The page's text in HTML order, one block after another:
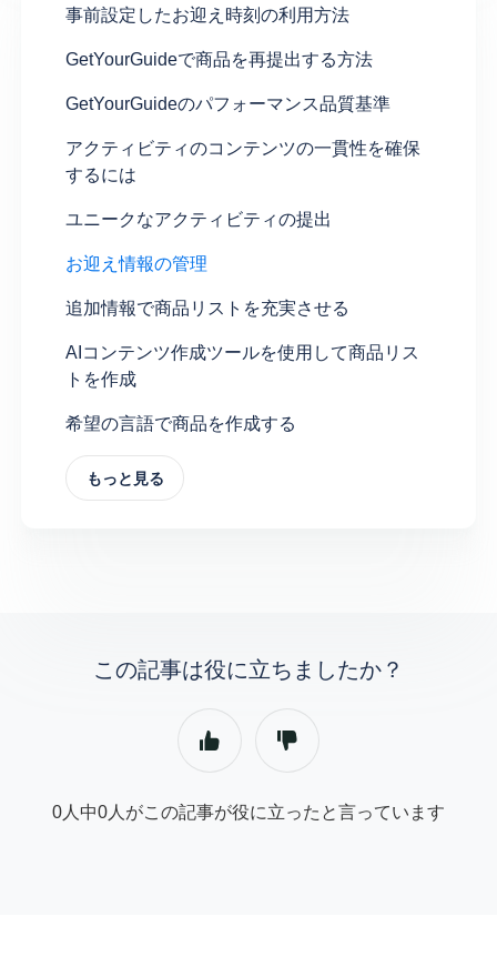
事前設定したお迎え時刻の利用方法
GetYourGuideで商品を再提出する方法
GetYourGuideのパフォーマンス品質基準
アクティビティのコンテンツの一貫性を確保
するには
ユニークなアクティビティの提出
お迎え情報の管理
追加情報で商品リストを充実させる
AIコンテンツ作成ツールを使用して商品リス
トを作成
希望の言語で商品を作成する
もっと見る
この記事は役に立ちましたか？
0人中0人がこの記事が役に立ったと言っています